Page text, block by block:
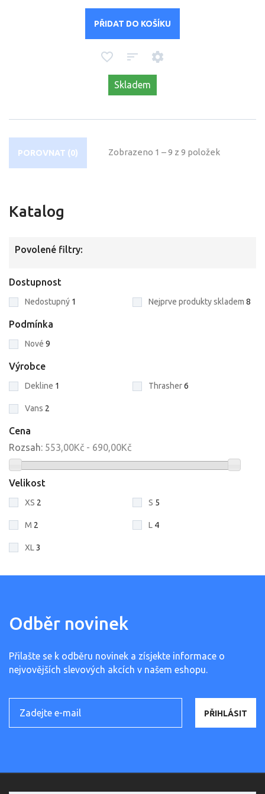
PŘIDAT DO KOŠÍKU
Skladem
POROVNAT (0) Zobrazeno 1 – 9 z 9 položek
Katalog
Povolené filtry:
Dostupnost
Nedostupný 1 Nejprve produkty skladem 8
Podmínka
Nové 9
Výrobce
Dekline 1 Thrasher6
Vans 2
Cena
Rozsah: 553,00Kč - 690,00Kč
Velikost
XS 2 S 5
M 2 L 4
XL 3
Odběr novinek
Přilašte se k odběru novinek a zísjekte informace o
nejvovějších slevových akcích v našem eshopu.
PŘIHLÁSIT